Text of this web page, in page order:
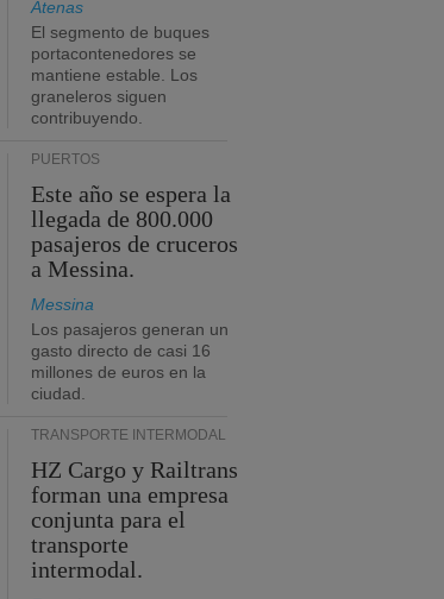
Atenas
El segmento de buques
portacontenedores se
mantiene estable. Los
graneleros siguen
contribuyendo.
PUERTOS
Este año se espera la
llegada de 800.000
pasajeros de cruceros
a Messina.
Messina
Los pasajeros generan un
gasto directo de casi 16
millones de euros en la
ciudad.
TRANSPORTE INTERMODAL
HZ Cargo y Railtrans
forman una empresa
conjunta para el
transporte
intermodal.